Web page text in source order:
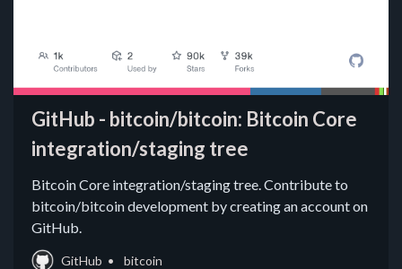
GitHub - bitcoin/bitcoin: Bitcoin Core
integration/staging tree
Bitcoin Core integration/staging tree. Contribute to
bitcoin/bitcoin development by creating an account on
GitHub.
GitHub bitcoin